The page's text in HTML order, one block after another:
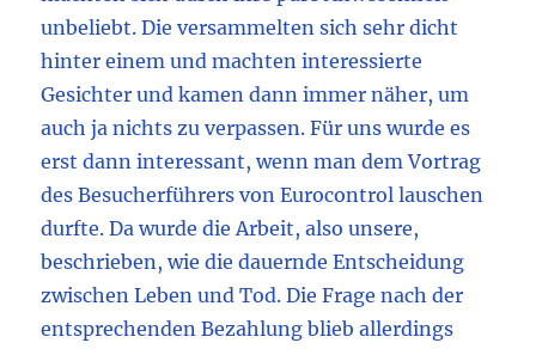
unbeliebt. Die versammelten sich sehr dicht
hinter einem und machten interessierte
Gesichter und kamen dann immer näher, um
auch ja nichts zu verpassen. Für uns wurde es
erst dann interessant, wenn man dem Vortrag
des Besucherführers von Eurocontrol lauschen
durfte. Da wurde die Arbeit, also unsere,
beschrieben, wie die dauernde Entscheidung
zwischen Leben und Tod. Die Frage nach der
entsprechenden Bezahlung blieb allerdings